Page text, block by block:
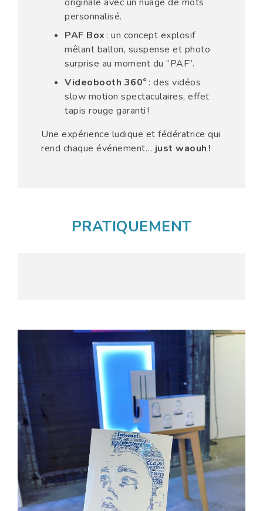
personnalisé.
PAF Box : un concept explosif
mêlant ballon, suspense et photo
surprise au moment du “PAF”.
Videobooth 360° : des vidéos
slow motion spectaculaires, effet
tapis rouge garanti !
Une expérience ludique et fédératrice qui
rend chaque événement… just waouh !
PRATIQUEMENT